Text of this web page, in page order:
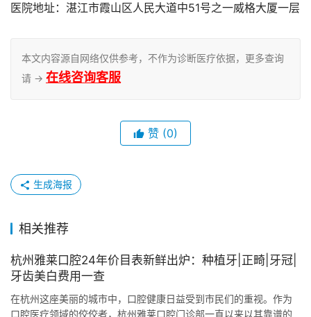
医院地址：湛江市霞山区人民大道中51号之一威格大厦一层
本文内容源自网络仅供参考，不作为诊断医疗依据，更多查询
请 → 在线咨询客服
赞 (0)
生成海报
相关推荐
杭州雅莱口腔24年价目表新鲜出炉：种植牙|正畸|牙冠|
牙齿美白费用一查
在杭州这座美丽的城市中，口腔健康日益受到市民们的重视。作为
口腔医疗领域的佼佼者，杭州雅莱口腔门诊部一直以来以其靠谱的